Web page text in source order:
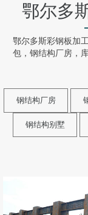
鄂尔多
鄂尔多斯彩钢板加
包，钢结构厂房，
钢结构厂房
钢结构别墅